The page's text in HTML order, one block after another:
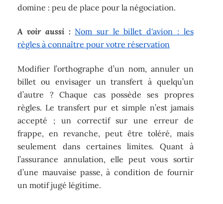
domine : peu de place pour la négociation.
A voir aussi : Nom sur le billet d'avion : les
règles à connaître pour votre réservation
Modifier l’orthographe d’un nom, annuler un
billet ou envisager un transfert à quelqu’un
d’autre ? Chaque cas possède ses propres
règles. Le transfert pur et simple n’est jamais
accepté ; un correctif sur une erreur de
frappe, en revanche, peut être toléré, mais
seulement dans certaines limites. Quant à
l’assurance annulation, elle peut vous sortir
d’une mauvaise passe, à condition de fournir
un motif jugé légitime.